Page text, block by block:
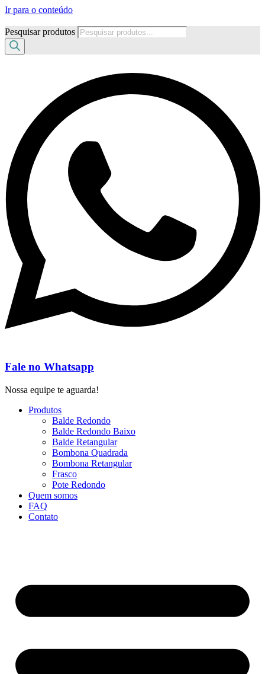
Ir para o conteúdo
Pesquisar produtos
Fale no Whatsapp
Nossa equipe te aguarda!
Produtos
Balde Redondo
Balde Redondo Baixo
Balde Retangular
Bombona Quadrada
Bombona Retangular
Frasco
Pote Redondo
Quem somos
FAQ
Contato